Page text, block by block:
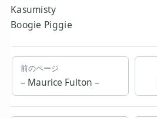
Kasumisty
Boogie Piggie
前のページ
– Maurice Fulton –